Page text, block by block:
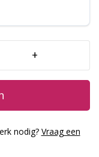
+
nodig? Vraag een